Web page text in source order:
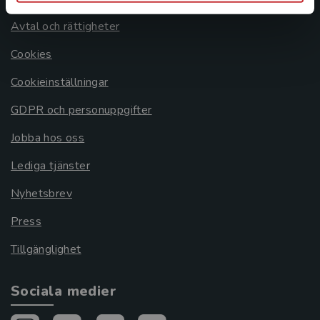
Avtal och rättigheter
Cookies
Cookieinställningar
GDPR och personuppgifter
Jobba hos oss
Lediga tjänster
Nyhetsbrev
Press
Tillgänglighet
Sociala medier